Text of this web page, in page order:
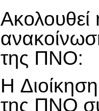
Ακολουθεί
της ΠΝΟ:
H Διοίκηση
της ΠΝΟ